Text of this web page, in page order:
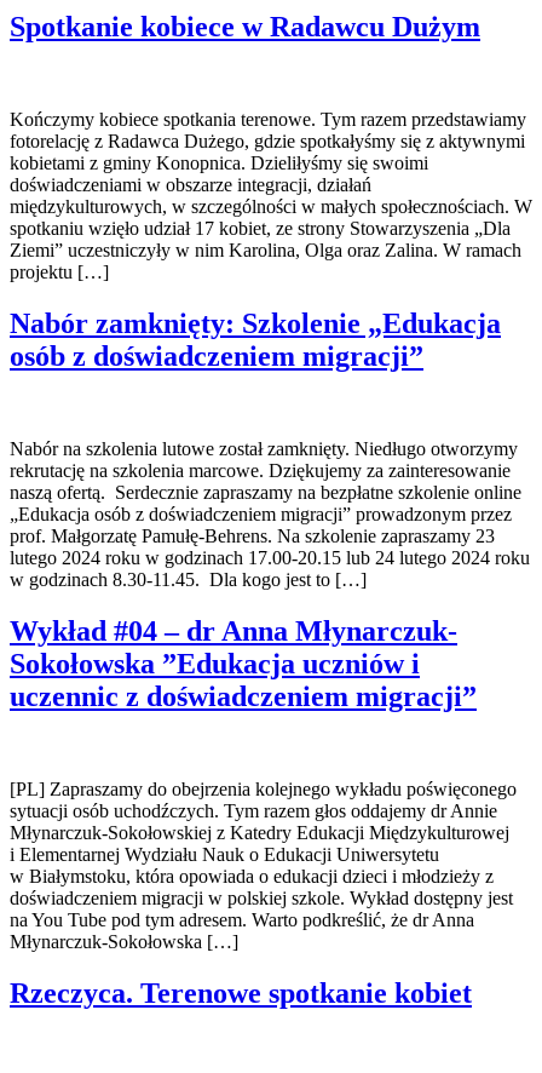
Spotkanie kobiece w Radawcu Dużym
Kończymy kobiece spotkania terenowe. Tym razem przedstawiamy
fotorelację z Radawca Dużego, gdzie spotkałyśmy się z aktywnymi
kobietami z gminy Konopnica. Dzieliłyśmy się swoimi
doświadczeniami w obszarze integracji, działań
międzykulturowych, w szczególności w małych społecznościach. W
spotkaniu wzięło udział 17 kobiet, ze strony Stowarzyszenia „Dla
Ziemi” uczestniczyły w nim Karolina, Olga oraz Zalina. W ramach
projektu […]
Nabór zamknięty: Szkolenie „Edukacja
osób z doświadczeniem migracji”
Nabór na szkolenia lutowe został zamknięty. Niedługo otworzymy
rekrutację na szkolenia marcowe. Dziękujemy za zainteresowanie
naszą ofertą. Serdecznie zapraszamy na bezpłatne szkolenie online
„Edukacja osób z doświadczeniem migracji” prowadzonym przez
prof. Małgorzatę Pamułę-Behrens. Na szkolenie zapraszamy 23
lutego 2024 roku w godzinach 17.00-20.15 lub 24 lutego 2024 roku
w godzinach 8.30-11.45. Dla kogo jest to […]
Wykład #04 – dr Anna Młynarczuk-
Sokołowska ”Edukacja uczniów i
uczennic z doświadczeniem migracji”
[PL] Zapraszamy do obejrzenia kolejnego wykładu poświęconego
sytuacji osób uchodźczych. Tym razem głos oddajemy dr Annie
Młynarczuk-Sokołowskiej z Katedry Edukacji Międzykulturowej
i Elementarnej Wydziału Nauk o Edukacji Uniwersytetu
w Białymstoku, która opowiada o edukacji dzieci i młodzieży z
doświadczeniem migracji w polskiej szkole. Wykład dostępny jest
na You Tube pod tym adresem. Warto podkreślić, że dr Anna
Młynarczuk-Sokołowska […]
Rzeczyca. Terenowe spotkanie kobiet